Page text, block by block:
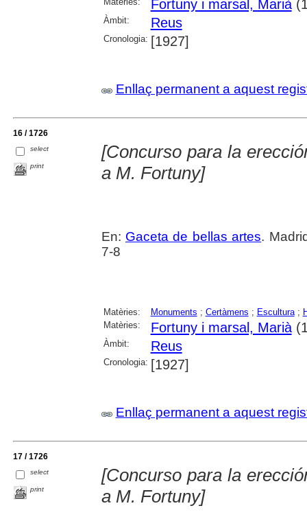
Fortuny i marsal, Marià
Àmbit: Reus
Cronologia: [1927]
Enllaç permanent a aquest
16 / 1726
select
print
[Concurso para la
a M. Fortuny]
En: Gaceta de bellas artes.
7-8
Matèries: Monuments ; Certàmens ; Escultura;
Matèries:
Fortuny i marsal, Marià
Àmbit: Reus
Cronologia: [1927]
Enllaç permanent a aquest
17 / 1726
select
print
[Concurso para la
a M. Fortuny]